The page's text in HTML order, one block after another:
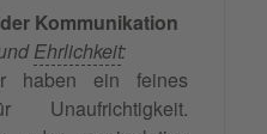
Kommunikation
Ehrlichkeit:
haben ein feines
Unaufrichtigkeit.